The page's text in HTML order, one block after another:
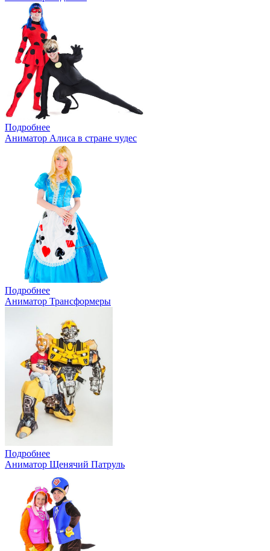
Подробнее
Аниматор Алиса в стране чудес
Подробнее
Аниматор Трансформеры
Подробнее
Аниматор Щенячий Патруль